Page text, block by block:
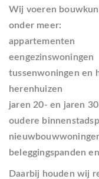
Wij voeren
onder meer:
appartementen
eengezinswoningen
tussenwoningen en
herenhuizen
jaren 20- en jaren
oudere
beleggingspanden
Daarbij houden wij